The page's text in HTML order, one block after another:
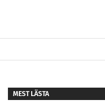
MEST LÄSTA